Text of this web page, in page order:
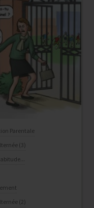
Parentale
(3)
(2)